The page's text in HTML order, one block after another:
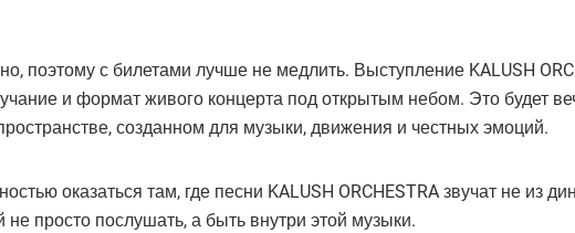
поэтому с билетами лучше не медлить. Выступление KALUSH
и формат живого концерта под открытым небом. Это будет
созданном для музыки, движения и честных эмоций.
оказаться там, где песни KALUSH ORCHESTRA звучат не
просто послушать, а быть внутри этой музыки.